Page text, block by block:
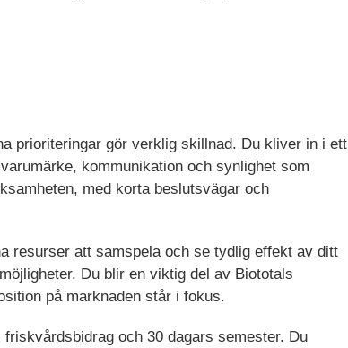
prioriteringar gör verklig skillnad. Du kliver in i ett
kommunikation och synlighet som
med korta beslutsvägar och
resurser att samspela och se tydlig effekt av ditt
Du blir en viktig del av Biototals
på marknaden står i fokus.
och 30 dagars semester. Du